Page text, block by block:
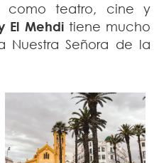
como teatro, cine y
El Mehditiene mucho
Nuestra Señora de la